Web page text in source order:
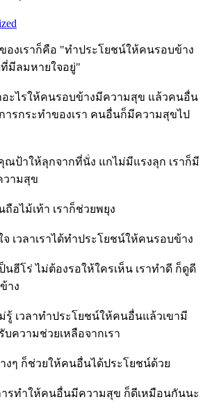
งเราก็คือ "ทำประโยชน์ให้คนรอบข้าง
มีลมหายใจอยู่"
อะไรให้คนรอบข้างมีความสุข แล้วคนอื่น
ารกระทำของเรา คนอื่นก็มีความสุขไป
ณป้าให้ลุกจากที่นั่ง แกไม่มีแรงลุก เราก็มี
ามสุข
อไม้เท้า เราก็ช่วยพยุง
เวลาเราได้ทำประโยชน์ให้คนรอบข้าง
นฮีโร่ ไม่ต้องรอให้ใครเห็น เราทำดี ก็ดูดี
าง
รู้ เวลาทำประโยชน์ให้คนอื่นแล้วเขามี
บความช่วยเหลือจากเรา
งๆ ก็ช่วยให้คนอื่นได้ประโยชน์ด้วย
ารทำให้คนอื่นมีความสุข ก็ดีเหมือนกันนะ